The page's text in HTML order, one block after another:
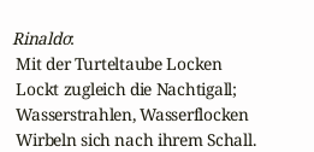
Rinaldo:
Mit der Turteltaube Locken
Lockt zugleich die Nachtigall;
Wasserstrahlen, Wasserflocken
Wirbeln sich nach ihrem Schall.